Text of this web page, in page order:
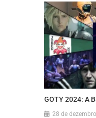
GOTY 2024: A
28 de